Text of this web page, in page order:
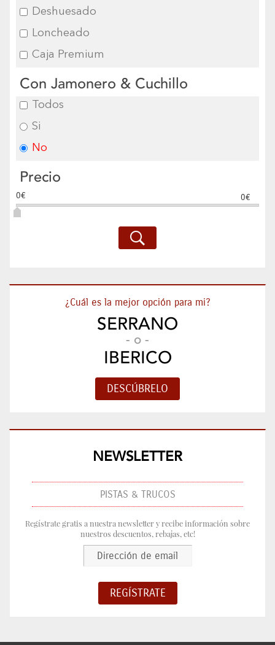
Deshuesado
Loncheado
Caja Premium
Con Jamonero & Cuchillo
Todos
Si
No
Precio
0€ 0€
¿Cuál es la mejor opción para mi?
SERRANO
- o -
IBERICO
NEWSLETTER
PISTAS & TRUCOS
Regístrate gratis a nuestra newsletter y recibe información sobre
nuestros descuentos, rebajas, etc!